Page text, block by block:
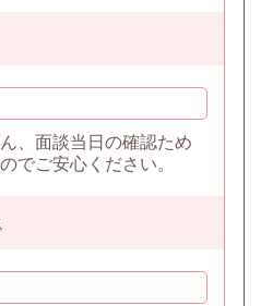
、面談当日の確認ため
でご安心ください。